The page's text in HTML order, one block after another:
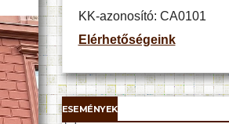
KK-azonosító: CA0101
Elérhetőségeink
ESEMÉNYEK